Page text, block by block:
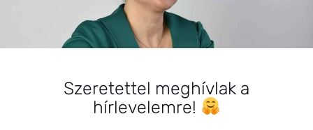
SZARVAS NIKI
Szeretettel meghívlak a
hírlevelemre!